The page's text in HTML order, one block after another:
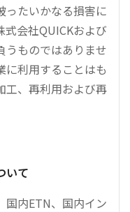
ったいかなる損害に
会社QUICKおよび
うものではありませ
に利用することはも
工、再利用および再
いて
国内ETN、国内イン